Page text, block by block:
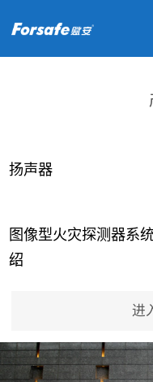
扬声器
图像型火灾探测器系
绍
...
事故频发，传统的火灾
测方法已无法满足要求
进